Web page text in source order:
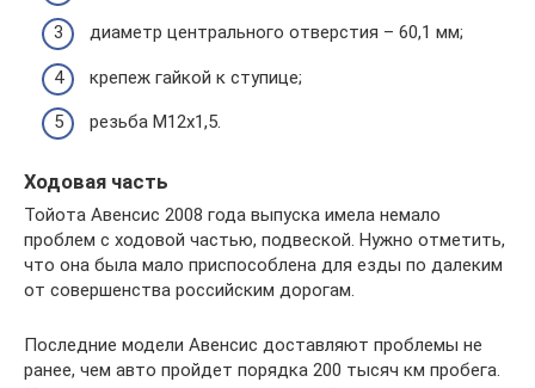
диаметр центрального отверстия – 60,1 мм;
крепеж гайкой к ступице;
резьба М12х1,5.
Ходовая часть
Тойота Авенсис 2008 года выпуска имела немало
проблем с ходовой частью, подвеской. Нужно отметить,
что она была мало приспособлена для езды по далеким
от совершенства российским дорогам.
Последние модели Авенсис доставляют проблемы не
ранее, чем авто пройдет порядка 200 тысяч км пробега.